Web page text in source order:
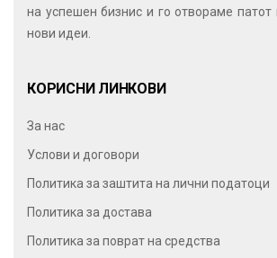
на успешен бизнис и го отвораме патот
нови идеи.
КОРИСНИ ЛИНКОВИ
За нас
Услови и договори
Политика за заштита на лични податоци
Политика за достава
Политика за поврат на средства